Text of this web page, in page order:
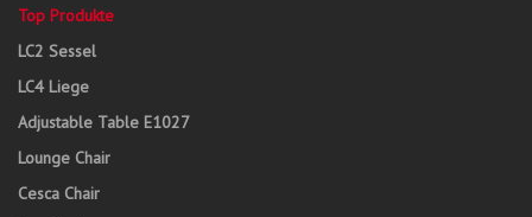
Top Produkte
LC2 Sessel
LC4 Liege
Adjustable Table E1027
Lounge Chair
Cesca Chair